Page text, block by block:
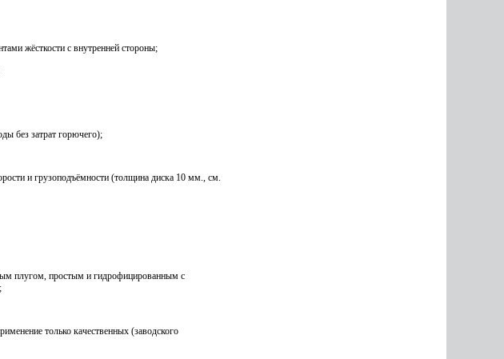
жёсткости с внутренней стороны;
без затрат горючего);
и грузоподъёмности (толщина диска 10 мм., см.
плугом, простым и гидрофицированным с
только качественных (заводского